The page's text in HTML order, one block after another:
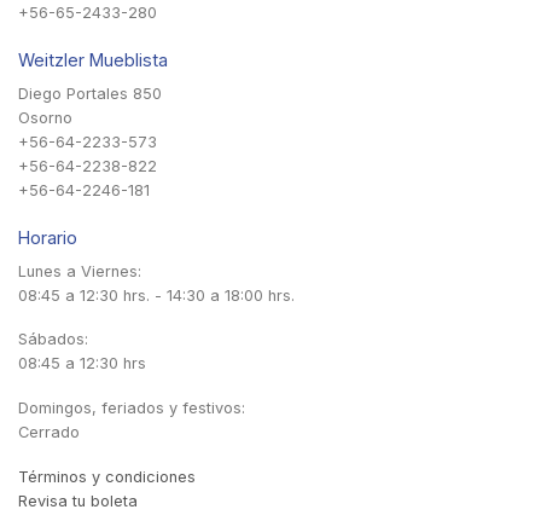
+56-65-2433-280
Weitzler Mueblista
Diego Portales 850
Osorno
+56-64-2233-573
+56-64-2238-822
+56-64-2246-181
Horario
Lunes a Viernes:
08:45 a 12:30 hrs. - 14:30 a 18:00 hrs.
Sábados:
08:45 a 12:30 hrs
Domingos, feriados y festivos:
Cerrado
Términos y condiciones
Revisa tu boleta